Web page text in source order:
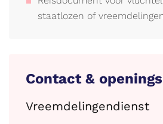
staatlozen of
Contact &
Vreemdelingendienst